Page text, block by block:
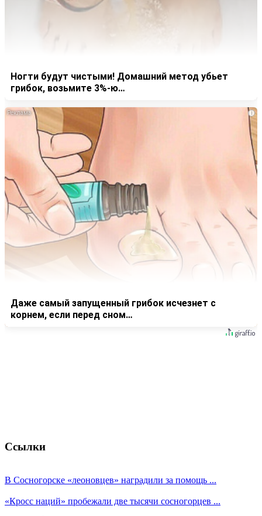
Ногти будут чистыми! Домашний метод убьет
грибок, возьмите 3%-ю…
i
Даже самый запущенный грибок исчезнет с
корнем, если перед сном…
Ссылки
В Сосногорске «леоновцев» наградили за помощь ...
«Кросс наций» пробежали две тысячи сосногорцев ...